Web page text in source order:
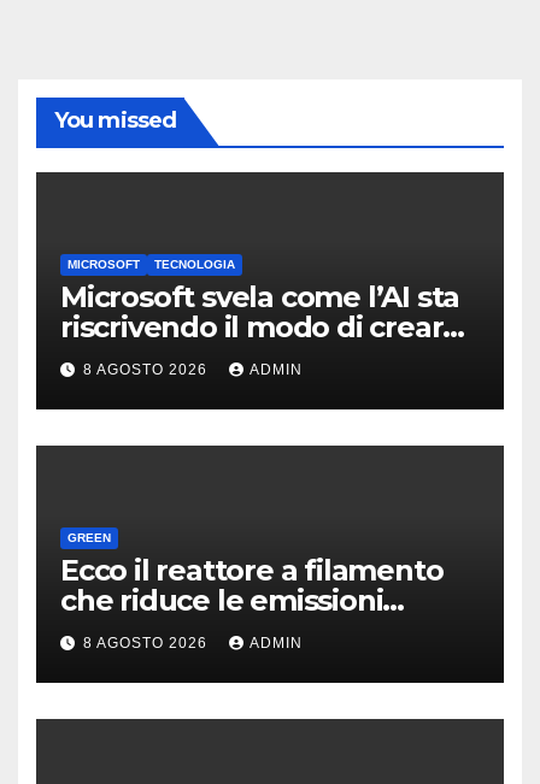
You missed
MICROSOFT TECNOLOGIA
Microsoft svela come l’AI sta
riscrivendo il modo di creare
software
8 AGOSTO 2026 ADMIN
GREEN
Ecco il reattore a filamento
che riduce le emissioni
dell’industria chimica
8 AGOSTO 2026 ADMIN